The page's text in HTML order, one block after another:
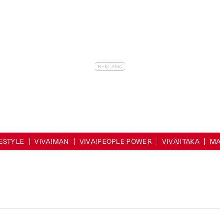
VIVA!MAN VIVA!PEOPLE POWER VIVA!ITAKA